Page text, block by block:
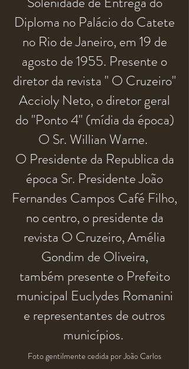
Diploma no Palácio do Catete
no Rio de Janeiro, em 19 de
agosto de 1955. Presente o
diretor da revista " O Cruzeiro"
Accioly Neto, o diretor geral
do "Ponto 4" (mídia da época)
O Sr. Willian Warne.
O Presidente da Republica da
época Sr. Presidente João
Fernandes Campos Café Filho,
no centro, o presidente da
revista O Cruzeiro, Amélia
Gondim de Oliveira,
também presente o Prefeito
municipal Euclydes Romanini
e representantes de outros
municípios.
Foto gentilmente cedida por João Carlos